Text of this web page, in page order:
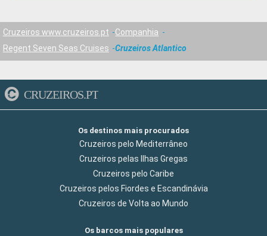
Cruzeiros www.cruzeiros.pt
Companhia
Regent Seven Seas Cruises
Cruzeiros Atlantico
CRUZEIROS.PT
Os destinos mais procurados
Cruzeiros pelo Mediterrâneo
Cruzeiros pelas Ilhas Gregas
Cruzeiros pelo Caribe
Cruzeiros pelos Fiordes e Escandinávia
Cruzeiros de Volta ao Mundo
Os barcos mais populares